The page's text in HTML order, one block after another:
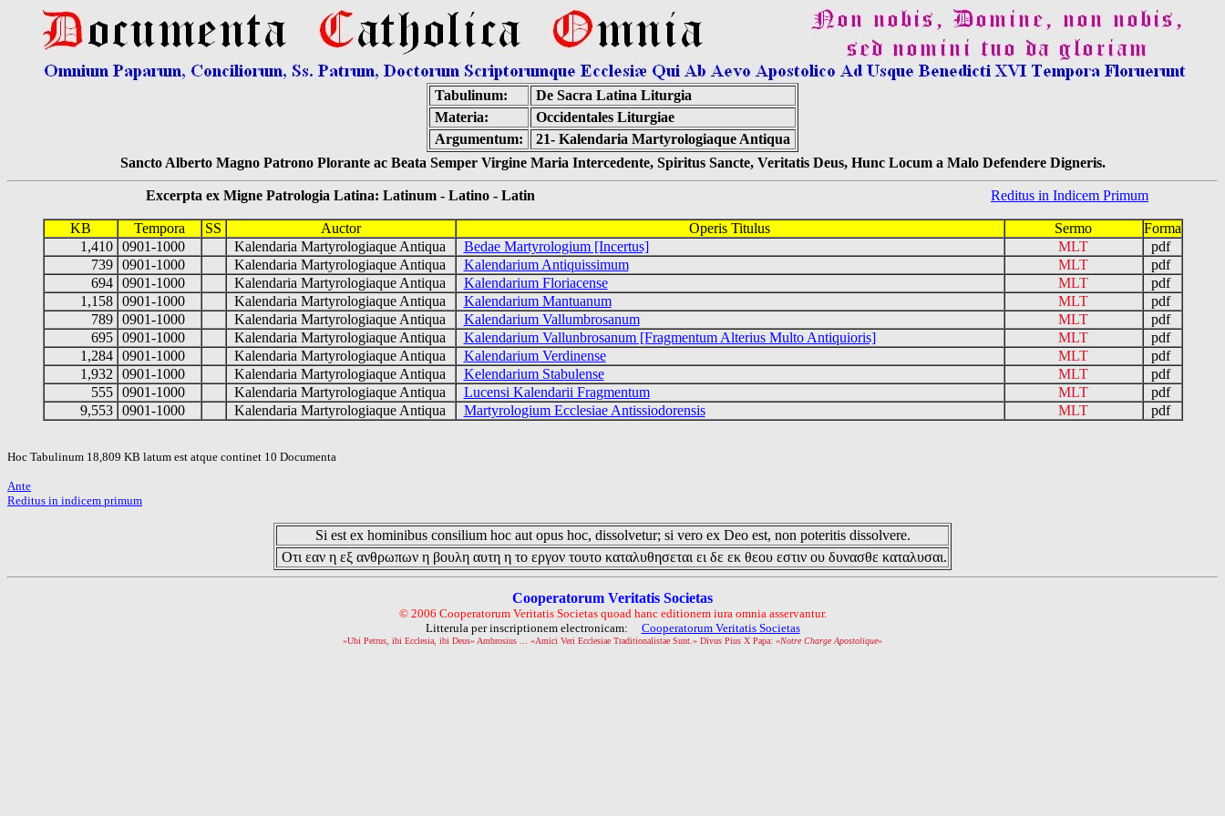
Tabulinum:
De Sacra Latina Liturgia
Materia:
Occidentales Liturgiae
Argumentum:
21- Kalendaria Martyrologiaque Antiqua
Sancto Alberto Magno Patrono Plorante ac Beata Semper Virgine Maria Intercedente, Spiritus Sancte, Veritatis Deus, Hunc Locum a Malo Defendere Digneris.
Excerpta ex Migne Patrologia Latina: Latinum - Latino - Latin Reditus in Indicem Primum
KB Tempora SS Auctor Operis Titulus Sermo
Forma
1,410 0901-1000 Kalendaria Martyrologiaque Antiqua Bedae Martyrologium [Incertus] MLT
pdf
739 0901-1000 Kalendaria Martyrologiaque Antiqua Kalendarium Antiquissimum MLT
pdf
694 0901-1000 Kalendaria Martyrologiaque Antiqua Kalendarium Floriacense MLT
pdf
1,158 0901-1000 Kalendaria Martyrologiaque Antiqua Kalendarium Mantuanum MLT
pdf
789 0901-1000 Kalendaria Martyrologiaque Antiqua Kalendarium Vallumbrosanum MLT
pdf
695 0901-1000 Kalendaria Martyrologiaque Antiqua Kalendarium Vallunbrosanum [Fragmentum Alterius Multo Antiquioris] MLT
pdf
1,284 0901-1000 Kalendaria Martyrologiaque Antiqua Kalendarium Verdinense MLT
pdf
1,932
0901-1000 Kalendaria Martyrologiaque Antiqua Kelendarium Stabulense MLT
pdf
555 0901-1000 Kalendaria Martyrologiaque Antiqua Lucensi Kalendarii Fragmentum MLT
pdf
9,553 0901-1000 Kalendaria Martyrologiaque Antiqua Martyrologium Ecclesiae Antissiodorensis MLT pdf
Hoc Tabulinum 18,809 KB latum est atque continet 10 Documenta
Ante
Reditus in indicem primum
Si est ex hominibus consilium hoc aut opus hoc, dissolvetur; si vero ex Deo est, non poteritis dissolvere.
Οτι εαν η εξ ανθρωπων η βουλη αυτη η το εργον τουτο καταλυθησεται ει δε εκ θεου εστιν ου δυνασθε καταλυσαι.
Cooperatorum Veritatis Societas
© 2006 Cooperatorum Veritatis Societas quoad hanc editionem iura omnia asservantur.
Litterula per inscriptionem electronicam: Cooperatorum Veritatis Societas
«Ubi Petrus, ibi Ecclesia, ibi Deus» Ambrosius ... «Amici Veri Ecclesiae Traditionalistae Sunt.» Divus Pius X Papa: «Notre Charge Apostolique»